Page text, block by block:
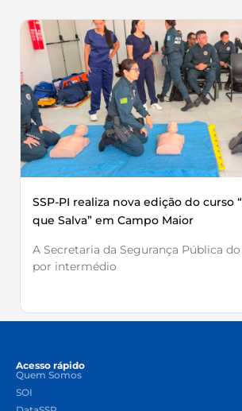
SSP-PI realiza nova edição do curso
que Salva” em Campo Maior
A Secretaria da Segurança Pública do
por intermédio
Acesso rápido
Quem Somos
SOI